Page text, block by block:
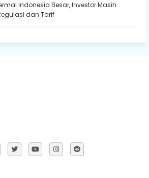
Indonesia Besar, Investor Masih
dan Tarif